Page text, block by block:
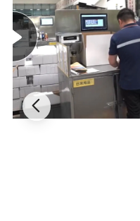
calidad y el cumplimiento
certificaciones ISO 9001
con proveedores
SGS. 6. ¿Qué métodos de
opciones incluyen embalaje
por transporte marítimo/
condiciones de transacción